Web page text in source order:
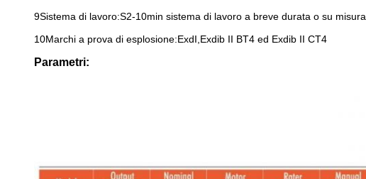
9Sistema di lavoro:S2-10min sistema di lavoro a breve durata o su misura
10Marchi a prova di esplosione:ExdI,Exdib II BT4 ed Exdib II CT4
Parametri: